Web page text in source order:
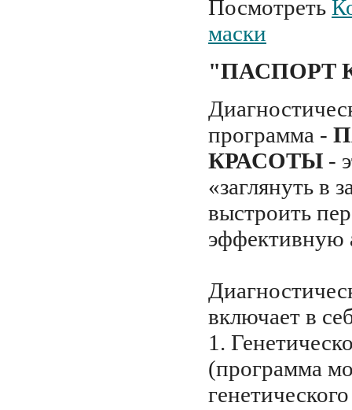
Посмотреть
маски
"ПАСПОРТ
программа -
КРАСОТЫ -
«заглянуть в
выстроить
эффективную
включает в
1.
(программа